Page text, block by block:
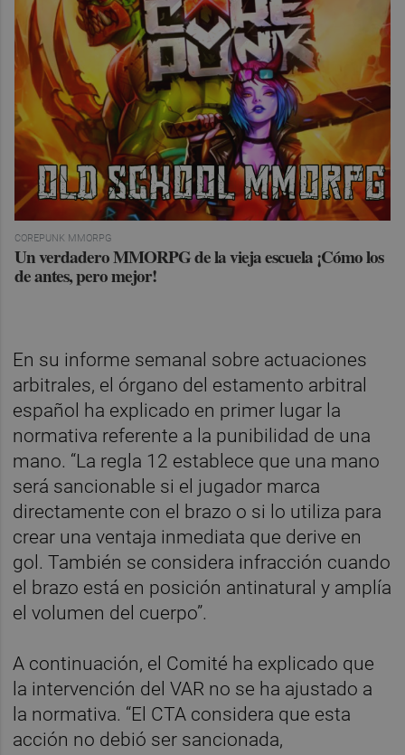
COREPUNK MMORPG
Un verdadero MMORPG de la vieja escuela ¡Cómo los
de antes, pero mejor!
En su informe semanal sobre actuaciones
arbitrales, el órgano del estamento arbitral
español ha explicado en primer lugar la
normativa referente a la punibilidad de una
mano. “La regla 12 establece que una mano
será sancionable si el jugador marca
directamente con el brazo o si lo utiliza para
crear una ventaja inmediata que derive en
gol. También se considera infracción cuando
el brazo está en posición antinatural y amplía
el volumen del cuerpo”.
A continuación, el Comité ha explicado que
la intervención del VAR no se ha ajustado a
la normativa. “El CTA considera que esta
acción no debió ser sancionada,